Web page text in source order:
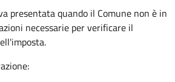
presentata quando il Comune non è in
necessarie per verificare il